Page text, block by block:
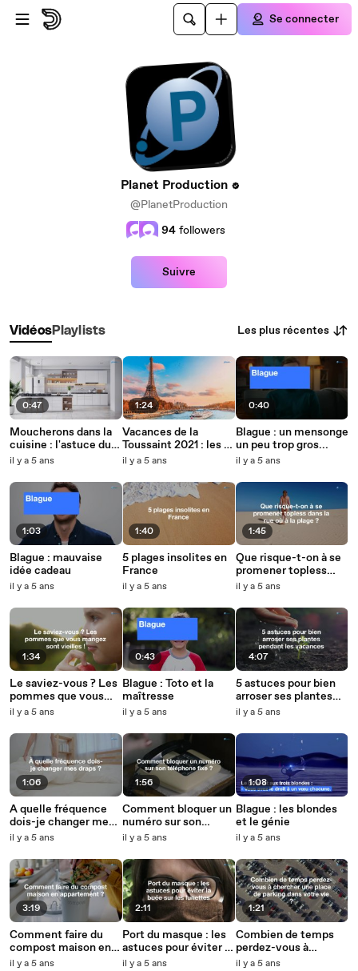
Passer au contenu principal
Se connecter
Planet Production
@PlanetProduction
94 followers
Suivre
VidéosPlaylists Les plus récentes
0:47
Moucherons dans la
cuisine : l'astuce du
bicarbonate de soude
il y a 5 ans
1:03
Blague : mauvaise
idée cadeau
il y a 5 ans
1:34
Le saviez-vous ? Les
pommes que vous
mangez sont vieilles !
il y a 5 ans
1:06
A quelle fréquence
dois-je changer mes
draps ?
il y a 5 ans
3:19
Comment faire du
compost maison en
appartement ?
il y a 5 ans
1:24
Vacances de la
Toussaint 2021 : les 10
destinations
Français
il y a 5 ans
1:40
5 plages insolites en
France
il y a 5 ans
0:43
Blague : Toto et la
maîtresse
il y a 5 ans
1:56
Comment bloquer un
numéro sur son
téléphone fixe ?
il y a 5 ans
2:11
Port du masque : les
astuces pour éviter la
buée sur les lunettes
il y a 5 ans
0:40
Blague : un mensonge
un peu trop gros...
il y a 5 ans
1:45
Que risque-t-on à se
promener topless
dans la rue où à la
il y a 5 ans
4:07
5 astuces pour bien
arroser ses plantes
pendant les vacances
il y a 5 ans
1:08
Blague : les blondes
et le génie
il y a 5 ans
1:21
Combien de temps
perdez-vous à
chercher une place
il y a 5 ans